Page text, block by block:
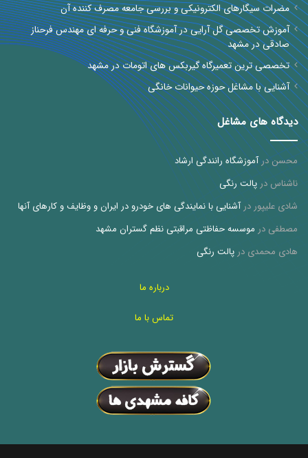
مضرات سیگارهای الکترونیکی و بررسی جامعه مصرف کننده آن
آموزش تخصصی گل آرایی در آموزشگاه فنی و حرفه ای مهندس فرحناز
صادقی در مشهد
تخصصی ترین تعمیرگاه گیربکس های اتومات در مشهد
آشنایی با مشاغل حوزه حیوانات خانگی
دیدگاه های مشاغل
محسندرآموزشگاه رانندگی ارشاد
ناشناس در پالت رنگی
شادی علیپور درآشنایی با نمایندگی های خودرو در ایران و وظایف و کارهای آنها
مصطفی در موسسه حفاظتی مراقبتی نظم گستران مشهد
هادی محمدی در پالت رنگی
درباره ما
تماس با ما